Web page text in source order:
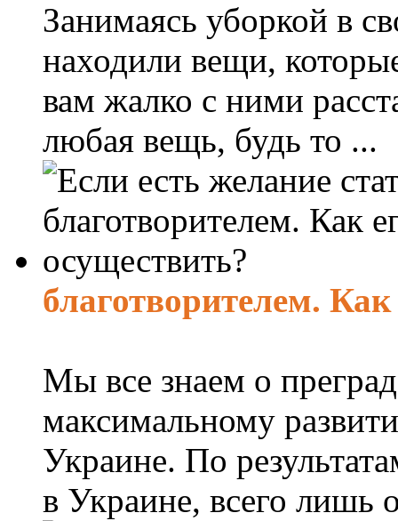
Занимаясь уборкой в
находили вещи,
вам жалко с ними
любая вещь, будь то ...
благотворителем.
Мы все знаем о
максимальному
Украине. По
в Украине, всего лишь